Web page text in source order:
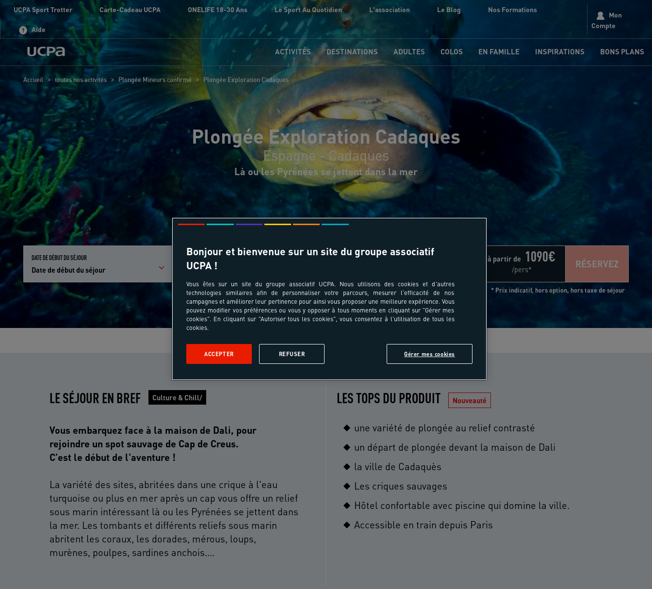
UCPA Sport Trotter Carte-Cadeau UCPA ONELIFE 18-30 Ans Le Sport Au Quotidien L'association Le Blog Nos Formations
Aide
Mon
Compte
ACTIVITÉS DESTINATIONS ADULTES COLOS EN FAMILLE INSPIRATIONS BONS PLANS
Accueil > toutes nos activités > Plongée Mineurs confirmé > Plongée Exploration Cadaques
Plongée Exploration Cadaques
Espagne - Cadaques
Là ou les Pyrénées se jettent dans la mer
DATE DE DÉBUT DU SÉJOUR
Date de début du séjour
PARTICIPANTS ET ÂGES
Qui participe au séjour ?
TRANSPORT à partir de 1090€
/pers* RÉSERVEZ
* Prix indicatif, hors option, hors taxe de séjour
LE SÉJOUR EN BREF Culture & Chill/
Vous embarquez face à la maison de Dali, pour
rejoindre un spot sauvage de Cap de Creus.
C'est le début de l'aventure !
La variété des sites, abritées dans une crique à l'eau
turquoise ou plus en mer après un cap vous offre un relief
sous marin intéressant là ou les Pyrénées se jettent dans
la mer. Les tombants et différents reliefs sous marin
abritent les coraux, les dorades, mérous, loups,
LES TOPS DU PRODUIT Nouveauté
une variété de plongée au relief contrasté
un départ de plongée devant la maison de Dali
la ville de Cadaquès
Les criques sauvages
Hôtel confortable avec piscine qui domine la ville.
Accessible en train depuis Paris
Bonjour et bienvenue sur un site du groupe associatif
UCPA !
Vous êtes sur un site du groupe associatif UCPA. Nous utilisons des cookies et d'autres
technologies similaires afin de personnaliser votre parcours, mesurer l'efficacité de nos
campagnes et améliorer leur pertinence pour ainsi vous proposer une meilleure expérience. Vous
pouvez modifier vos préférences ou vous y opposer à tous moments en cliquant sur "Gérer mes
cookies". En cliquant sur "Autoriser tous les cookies", vous consentez à l'utilisation de tous les
cookies.
Gérer mes cookies
REFUSER
ACCEPTER